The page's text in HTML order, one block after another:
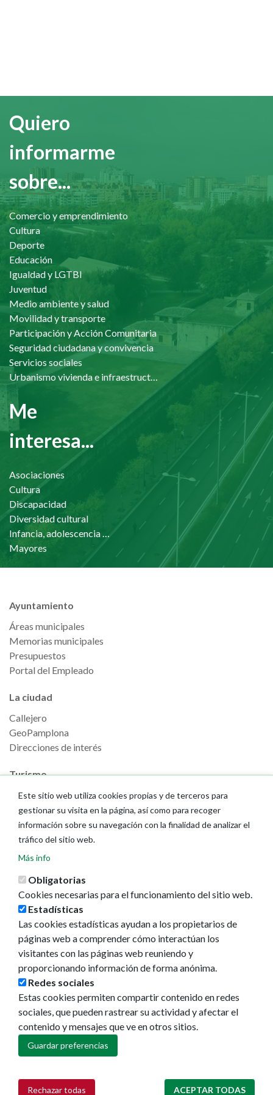
Quiero
informarme
sobre...
Comercio y emprendimiento
Cultura
Deporte
Educación
Igualdad y LGTBI
Juventud
Medio ambiente y salud
Movilidad y transporte
Participación y Acción Comunitaria
Seguridad ciudadana y convivencia
Servicios sociales
Urbanismo vivienda e infraestructuras
Me
interesa...
Asociaciones
Cultura
Discapacidad
Diversidad cultural
Infancia, adolescencia y familia
Mayores
Ayuntamiento
Áreas municipales
Memorias municipales
Presupuestos
Portal del Empleado
La ciudad
Callejero
GeoPamplona
Direcciones de interés
Turismo
Descubre Pamplona
Planifica tu viaje
Actualidad
Noticias
Redes sociales
Ruedas de prensa
Este sitio web utiliza cookies propias y de terceros para
gestionar su visita en la página, así como para recoger
información sobre su navegación con la finalidad de analizar el
tráfico del sitio web.
Más info
Obligatorias
Cookies necesarias para el funcionamiento del sitio web.
Estadísticas
Las cookies estadísticas ayudan a los propietarios de
páginas web a comprender cómo interactúan los
visitantes con las páginas web reuniendo y
proporcionando información de forma anónima.
Redes sociales
Estas cookies permiten compartir contenido en redes
sociales, que pueden rastrear su actividad y afectar el
contenido y mensajes que ve en otros sitios.
Guardar preferencias
Rechazar todas ACEPTAR TODAS